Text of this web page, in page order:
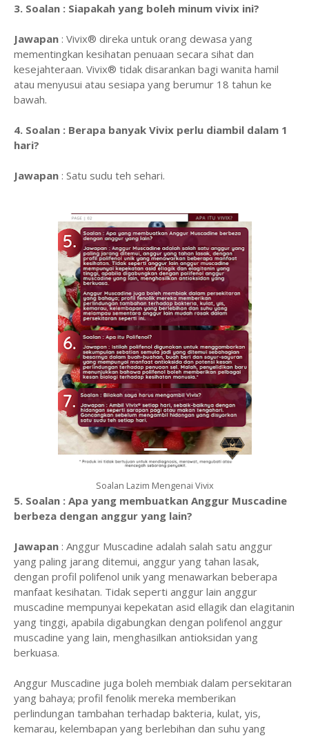
3. Soalan : Siapakah yang boleh minum vivix ini?
Jawapan : Vivix® direka untuk orang dewasa yang
mementingkan kesihatan penuaan secara sihat dan
kesejahteraan. Vivix® tidak disarankan bagi wanita hamil
atau menyusui atau sesiapa yang berumur 18 tahun ke
bawah.
4. Soalan : Berapa banyak Vivix perlu diambil dalam 1
hari?
Jawapan : Satu sudu teh sehari.
Soalan Lazim Mengenai Vivix
5. Soalan : Apa yang membuatkan Anggur Muscadine
berbeza dengan anggur yang lain?
Jawapan : Anggur Muscadine adalah salah satu anggur
yang paling jarang ditemui, anggur yang tahan lasak,
dengan profil polifenol unik yang menawarkan beberapa
manfaat kesihatan. Tidak seperti anggur lain anggur
muscadine mempunyai kepekatan asid ellagik dan elagitanin
yang tinggi, apabila digabungkan dengan polifenol anggur
muscadine yang lain, menghasilkan antioksidan yang
berkuasa.
Anggur Muscadine juga boleh membiak dalam persekitaran
yang bahaya; profil fenolik mereka memberikan
perlindungan tambahan terhadap bakteria, kulat, yis,
kemarau, kelembapan yang berlebihan dan suhu yang